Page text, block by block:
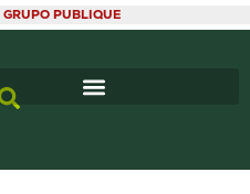
GRUPO PUBLIQUE